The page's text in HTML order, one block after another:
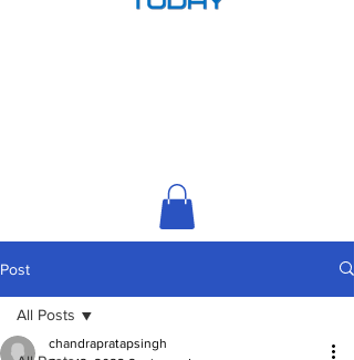
Post
All Posts
chandrapratapsingh